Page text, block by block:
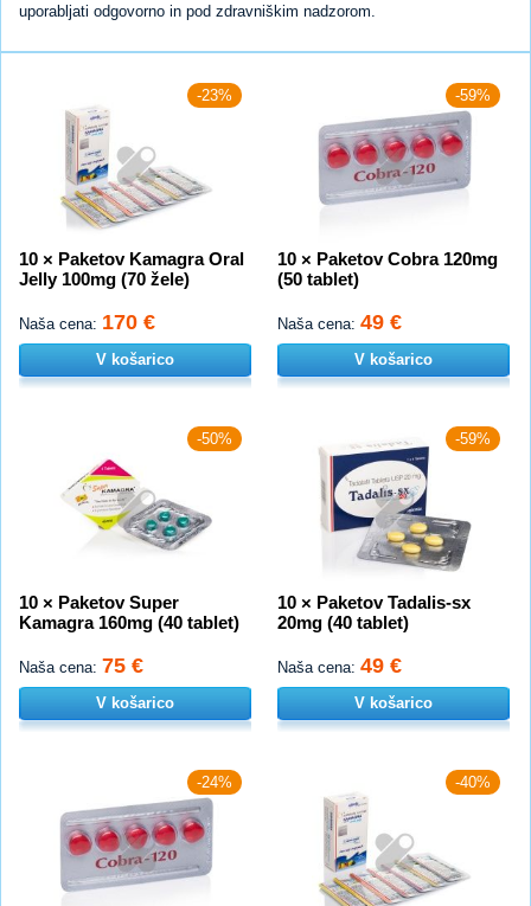
uporabljati odgovorno in pod zdravniškim nadzorom.
-23%
10 × Paketov Kamagra Oral
Jelly 100mg (70 žele)
Naša cena: 170 €
V košarico
-59%
10 × Paketov Cobra 120mg
(50 tablet)
Naša cena: 49 €
V košarico
-50%
10 × Paketov Super
Kamagra 160mg (40 tablet)
Naša cena: 75 €
V košarico
-59%
10 × Paketov Tadalis-sx
20mg (40 tablet)
Naša cena: 49 €
V košarico
-24% -40%